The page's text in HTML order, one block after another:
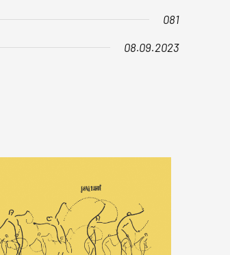
081
08.09.2023